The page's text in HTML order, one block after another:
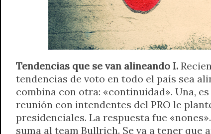
Tendencias que se van alineando I.
tendencias de voto en todo el país sea
combina con otra: «continuidad». Una,
reunión con intendentes del PRO le
presidenciales. La respuesta fue
suma al team Bullrich. Se va a tener